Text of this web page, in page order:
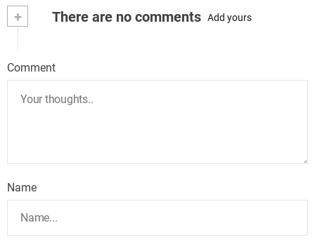
+ There are no comments Add yours
Comment
Name